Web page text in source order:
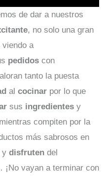
de dar a nuestros
, no solo una gran
a
pedidos con
tanto la puesta
al cocinar por lo que
sus ingredientes y
mientras compiten por la
más sabrosos en
y disfruten del
vayan a terminar con